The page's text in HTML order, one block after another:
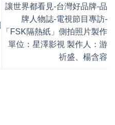
讓世界都看見-台灣好品牌-品
牌人物誌-電視節目專訪-
「FSK隔熱紙」側拍照片製作
單位：星澤影視 製作人：游
祈盛、楊含容